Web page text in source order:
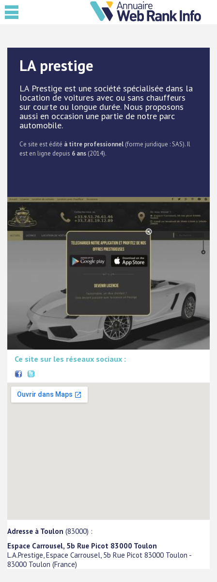
LA prestige
LA Prestige est une société spécialisée dans la
location de voitures avec ou sans chauffeurs
sur courte ou longue durée. Nous proposons
aussi en occasion une partie de notre parc
automobile.
Ce site est édité à titre professionnel (forme juridique : SAS). Il
est en ligne depuis 6 ans (2014).
Ce site sur les réseaux sociaux :
Adresse à Toulon (83000) :
Espace Carrousel, 5b Rue Picot 83000 Toulon
L.A.Prestige, Espace Carrousel, 5b Rue Picot 83000 Toulon -
83000 Toulon (France)